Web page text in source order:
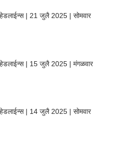
| 21 जुलै 2025 | सोमवार
| 15 जुलै 2025 | मंगळवार
| 14 जुलै 2025 | सोमवार